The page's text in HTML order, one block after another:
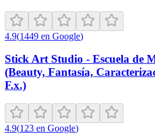
4.9(1449 en Google)
Stick Art Studio - Escuela de
(Beauty, Fantasía,
F.x.)
4.9(123 en Google)